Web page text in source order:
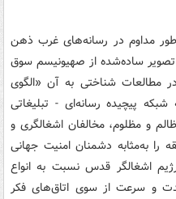
مداوم در رسانه‌های غرب ذهن
ساده‌شده از صهیونیسم سوق
مطالعات شناختی به آن «الگوی
پیچیده رسانه‌ای - تبلیغاتی
و مظلوم، مخالفان اشغالگری و
را به‌مثابه دشمنان امنیت جهانی
اشغالگر قدس نسبت به انواع
و سرعت از سوی اتاق‌های فکر